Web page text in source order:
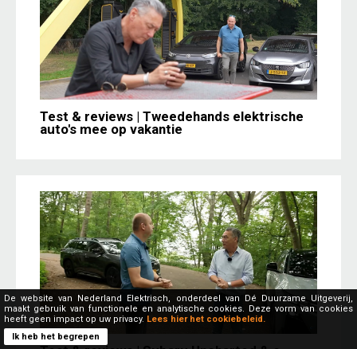
Test & reviews | Tweedehands elektrische
auto's mee op vakantie
De website van Nederland Elektrisch, onderdeel van Dé Duurzame Uitgeverij,
maakt gebruik van functionele en analytische cookies. Deze vorm van cookies
heeft geen impact op uw privacy. Lees hier het cookiebeleid.
Ik heb het begrepen